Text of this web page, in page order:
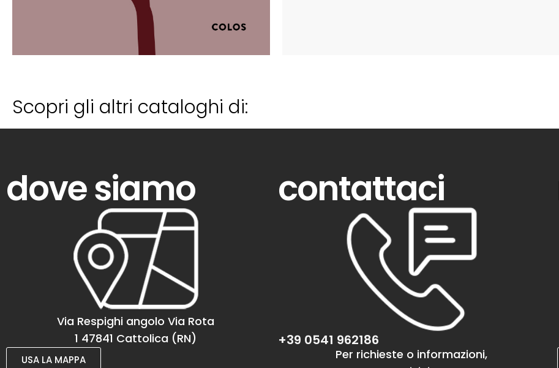
Scopri gli altri cataloghi di:
dove siamo
Via Respighi angolo Via Rota
1 47841 Cattolica (RN)
USA LA MAPPA
contattaci
+39 0541 962186
Per richieste o informazioni,